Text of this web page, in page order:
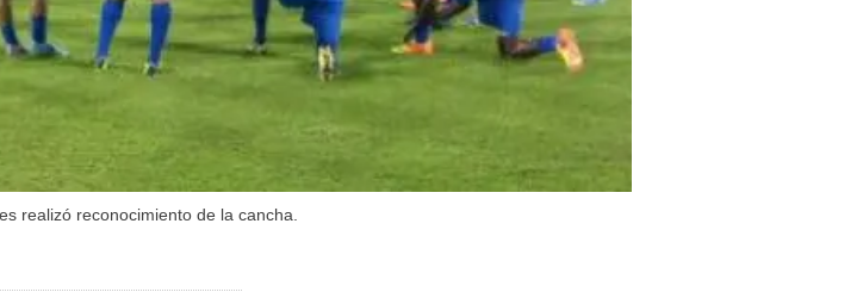
realizó reconocimiento de la cancha.